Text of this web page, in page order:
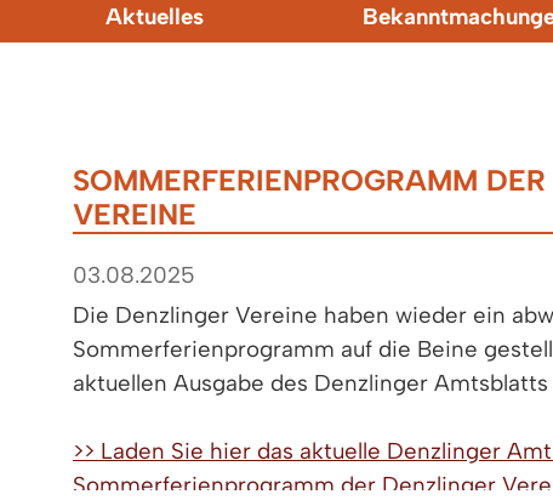
Aktuelles
SOMMERFERIENPROGRAMM
VEREINE
03.08.2025
Die Denzlinger Vereine haben wieder ein
Sommerferienprogramm auf die Beine
aktuellen Ausgabe des Denzlinger Amtsblatts
>> Laden Sie hier das aktuelle Denzlinger
Sommerferienprogramm der Denzlinger